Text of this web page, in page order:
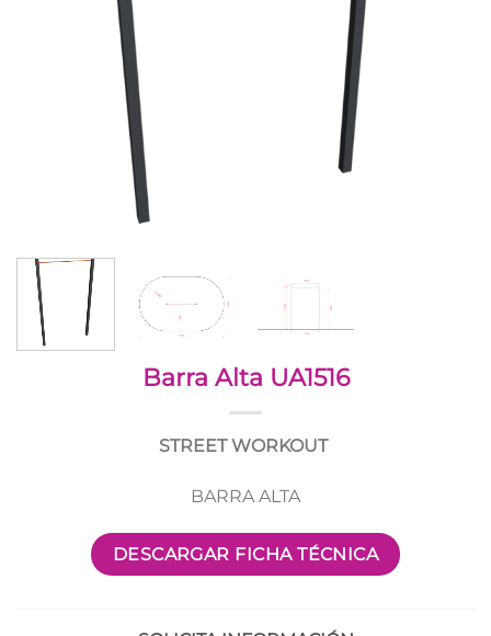
Barra Alta UA1516
STREET WORKOUT
BARRA ALTA
DESCARGAR FICHA TÉCNICA